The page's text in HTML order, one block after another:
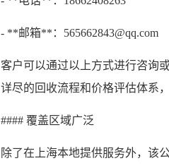
- **邮箱**：565662843@qq.com
客户可以通过以上方式进行咨询
详尽的回收流程和价格评估体系
#### 覆盖区域广泛
除了在上海本地提供服务外，该